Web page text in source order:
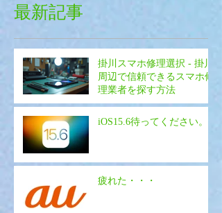
最新記事
掛川スマホ修理選択 - 掛川
周辺で信頼できるスマホ修
理業者を探す方法
iOS15.6待ってください。
疲れた・・・